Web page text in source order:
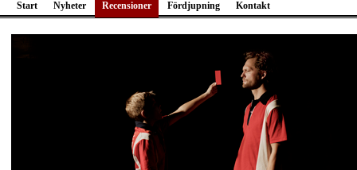
Start Nyheter Recensioner Fördjupning Kontakt